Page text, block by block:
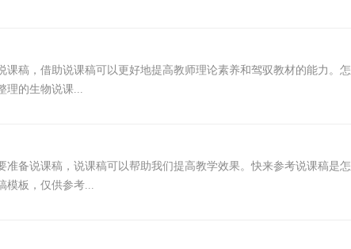
稿，借助说课稿可以更好地提高教师理论素养和驾驭教材的能力。怎
的生物说课...
备说课稿，说课稿可以帮助我们提高教学效果。快来参考说课稿是怎
板，仅供参考...